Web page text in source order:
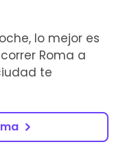
lo mejor es
Roma a
te